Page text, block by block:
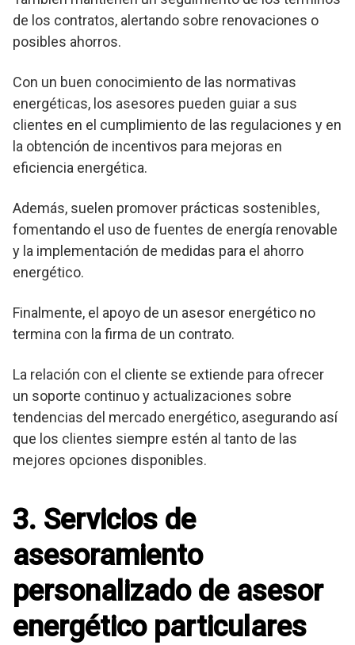
de los contratos, alertando sobre renovaciones o
posibles ahorros.
Con un buen conocimiento de las normativas
energéticas, los asesores pueden guiar a sus
clientes en el cumplimiento de las regulaciones y en
la obtención de incentivos para mejoras en
eficiencia energética.
Además, suelen promover prácticas sostenibles,
fomentando el uso de fuentes de energía renovable
y la implementación de medidas para el ahorro
energético.
Finalmente, el apoyo de un asesor energético no
termina con la firma de un contrato.
La relación con el cliente se extiende para ofrecer
un soporte continuo y actualizaciones sobre
tendencias del mercado energético, asegurando así
que los clientes siempre estén al tanto de las
mejores opciones disponibles.
3. Servicios de
asesoramiento
personalizado de asesor
energético particulares